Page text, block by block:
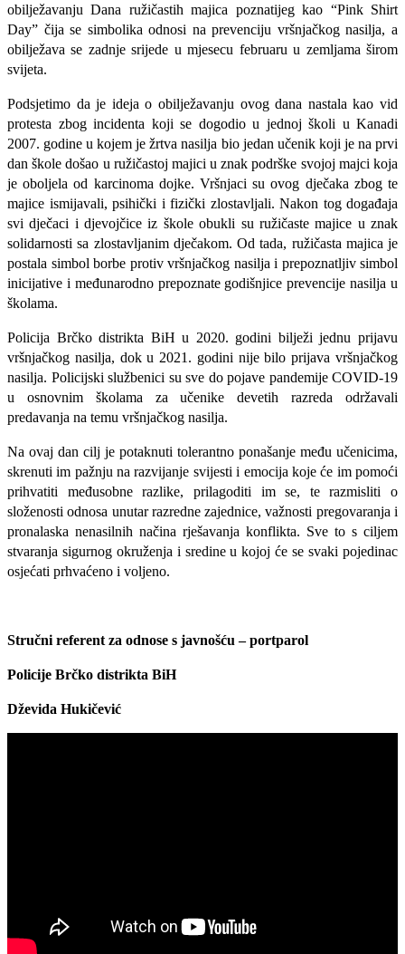
obilježavanju Dana ružičastih majica poznatijeg kao “Pink Shirt
Day” čija se simbolika odnosi na prevenciju vršnjačkog nasilja, a
obilježava se zadnje srijede u mjesecu februaru u zemljama širom
svijeta.
Podsjetimo da je ideja o obilježavanju ovog dana nastala kao vid
protesta zbog incidenta koji se dogodio u jednoj školi u Kanadi
2007. godine u kojem je žrtva nasilja bio jedan učenik koji je na prvi
dan škole došao u ružičastoj majici u znak podrške svojoj majci koja
je oboljela od karcinoma dojke. Vršnjaci su ovog dječaka zbog te
majice ismijavali, psihički i fizički zlostavljali. Nakon tog događaja
svi dječaci i djevojčice iz škole obukli su ružičaste majice u znak
solidarnosti sa zlostavljanim dječakom. Od tada, ružičasta majica je
postala simbol borbe protiv vršnjačkog nasilja i prepoznatljiv simbol
inicijative i međunarodno prepoznate godišnjice prevencije nasilja u
školama.
Policija Brčko distrikta BiH u 2020. godini bilježi jednu prijavu
vršnjačkog nasilja, dok u 2021. godini nije bilo prijava vršnjačkog
nasilja. Policijski službenici su sve do pojave pandemije COVID-19
u osnovnim školama za učenike devetih razreda održavali
predavanja na temu vršnjačkog nasilja.
Na ovaj dan cilj je potaknuti tolerantno ponašanje među učenicima,
skrenuti im pažnju na razvijanje svijesti i emocija koje će im pomoći
prihvatiti međusobne razlike, prilagoditi im se, te razmisliti o
složenosti odnosa unutar razredne zajednice, važnosti pregovaranja i
pronalaska nenasilnih načina rješavanja konflikta. Sve to s ciljem
stvaranja sigurnog okruženja i sredine u kojoj će se svaki pojedinac
osjećati prhvaćeno i voljeno.
Stručni referent za odnose s javnošću – portparol
Policije Brčko distrikta BiH
Dževida Hukičević